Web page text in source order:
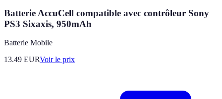
Batterie AccuCell compatible avec contrôleur Sony
PS3 Sixaxis, 950mAh
Batterie Mobile
13.49 EURVoir le prix